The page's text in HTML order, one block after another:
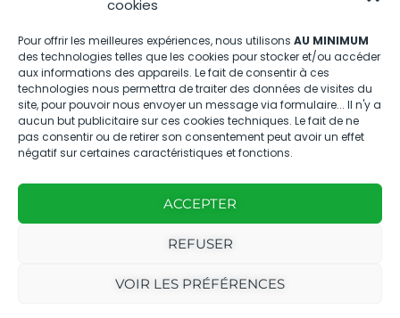
cookies
Pour offrir les meilleures expériences, nous utilisons AU MINIMUM
des technologies telles que les cookies pour stocker et/ou accéder
aux informations des appareils. Le fait de consentir à ces
technologies nous permettra de traiter des données de visites du
site, pour pouvoir nous envoyer un message via formulaire... Il n'y a
aucun but publicitaire sur ces cookies techniques. Le fait de ne
pas consentir ou de retirer son consentement peut avoir un effet
négatif sur certaines caractéristiques et fonctions.
ACCEPTER
REFUSER
VOIR LES PRÉFÉRENCES
Kit média
Kit média Bleu Tomate
Nous suivre
Ce magazine est
|